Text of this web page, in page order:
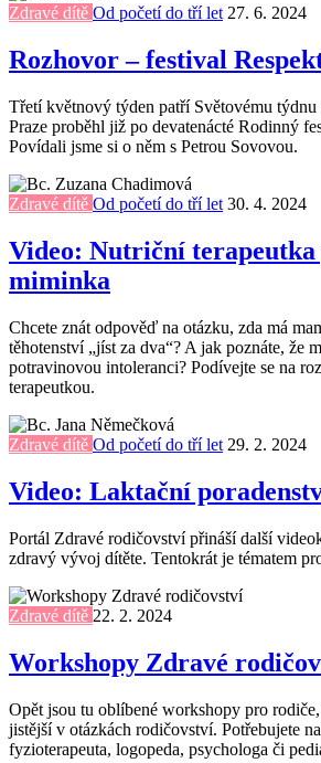
Zdravé dítě Od početí do tří let 27. 6. 2024
Rozhovor – festival
Třetí květnový týden patří Světovému
Praze proběhl již po devatenácté Rodinný
Povídali jsme si o něm s Petrou Sovovou.
Zdravé dítě Od početí do tří let 30. 4. 2024
Video: Nutriční terapeutka
miminka
Chcete znát odpověď na otázku, zda má
těhotenství „jíst za dva“? A jak poznáte, že
potravinovou intoleranci? Podívejte se na
terapeutkou.
Zdravé dítě Od početí do tří let 29. 2. 2024
Video: Laktační
Portál Zdravé rodičovství přináší další
zdravý vývoj dítěte. Tentokrát je tématem
Zdravé dítě 22. 2. 2024
Workshopy Zdravé
Opět jsou tu oblíbené workshopy pro
jistější v otázkách rodičovství. Potřebujete
fyzioterapeuta, logopeda, psychologa či